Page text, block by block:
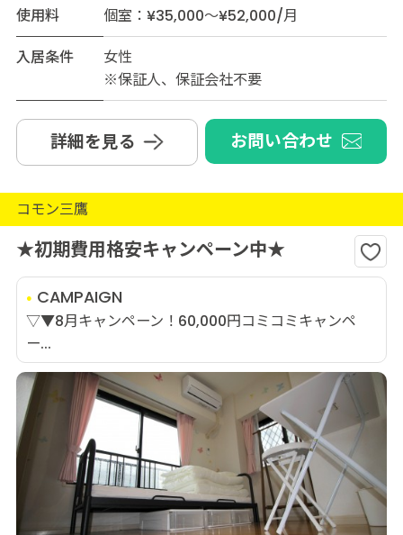
使用料
個室：¥35,000～¥52,000/月
入居条件
女性
※保証人、保証会社不要
詳細を見る お問い合わせ
コモン三鷹
★初期費用格安キャンペーン中★
CAMPAIGN
▽▼8月キャンペーン！60,000円コミコミキャンペ
ー...